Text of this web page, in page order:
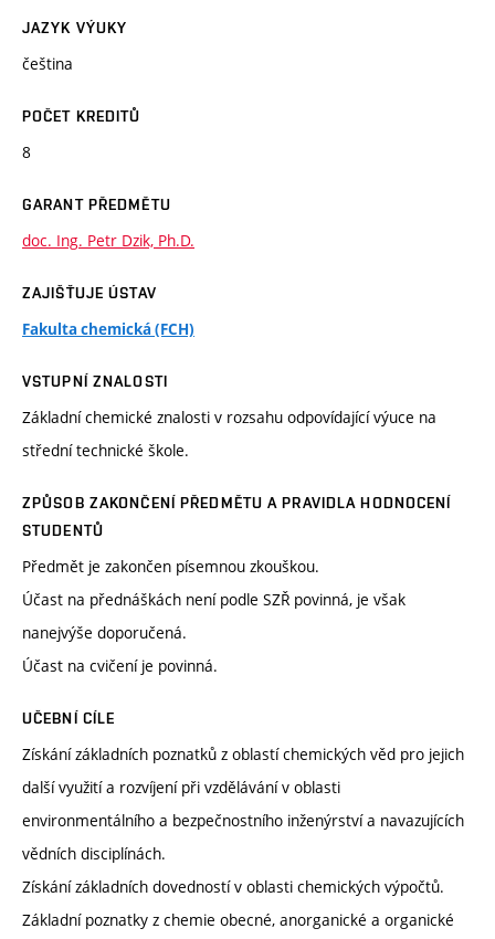
JAZYK VÝUKY
čeština
POČET KREDITŮ
8
GARANT PŘEDMĚTU
doc. Ing. Petr Dzik, Ph.D.
ZAJIŠŤUJE ÚSTAV
Fakulta chemická (FCH)
VSTUPNÍ ZNALOSTI
Základní chemické znalosti v rozsahu odpovídající výuce na
střední technické škole.
ZPŮSOB ZAKONČENÍ PŘEDMĚTU A PRAVIDLA HODNOCENÍ
STUDENTŮ
Předmět je zakončen písemnou zkouškou.
Účast na přednáškách není podle SZŘ povinná, je však
nanejvýše doporučená.
Účast na cvičení je povinná.
UČEBNÍ CÍLE
Získání základních poznatků z oblastí chemických věd pro jejich
další využití a rozvíjení při vzdělávání v oblasti
environmentálního a bezpečnostního inženýrství a navazujících
vědních disciplínách.
Získání základních dovedností v oblasti chemických výpočtů.
Základní poznatky z chemie obecné, anorganické a organické